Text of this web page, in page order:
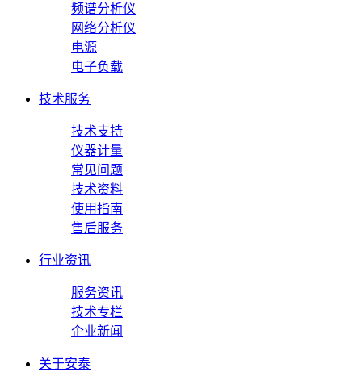
频谱分析仪
网络分析仪
电源
电子负载
技术服务
技术支持
仪器计量
常见问题
技术资料
使用指南
售后服务
行业资讯
服务资讯
技术专栏
企业新闻
关于安泰